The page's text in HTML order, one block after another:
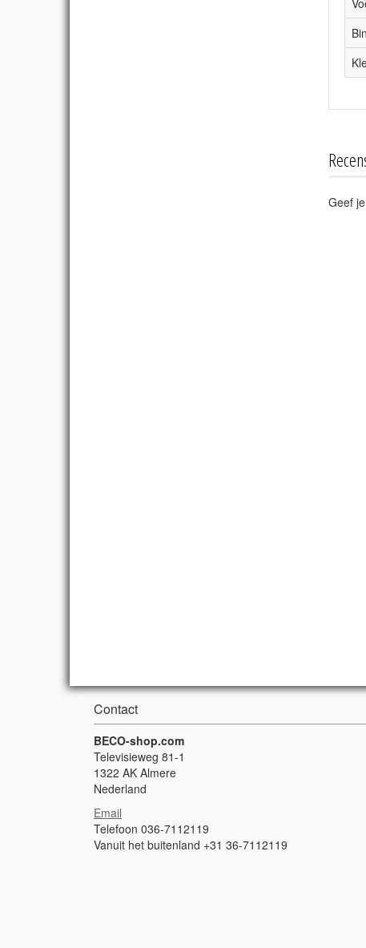
Geef
Contact
BECO-shop.com
Televisieweg 81-1
1322 AK Almere
Nederland
Email
Telefoon 036-7112119
Vanuit het buitenland +31 36-7112119